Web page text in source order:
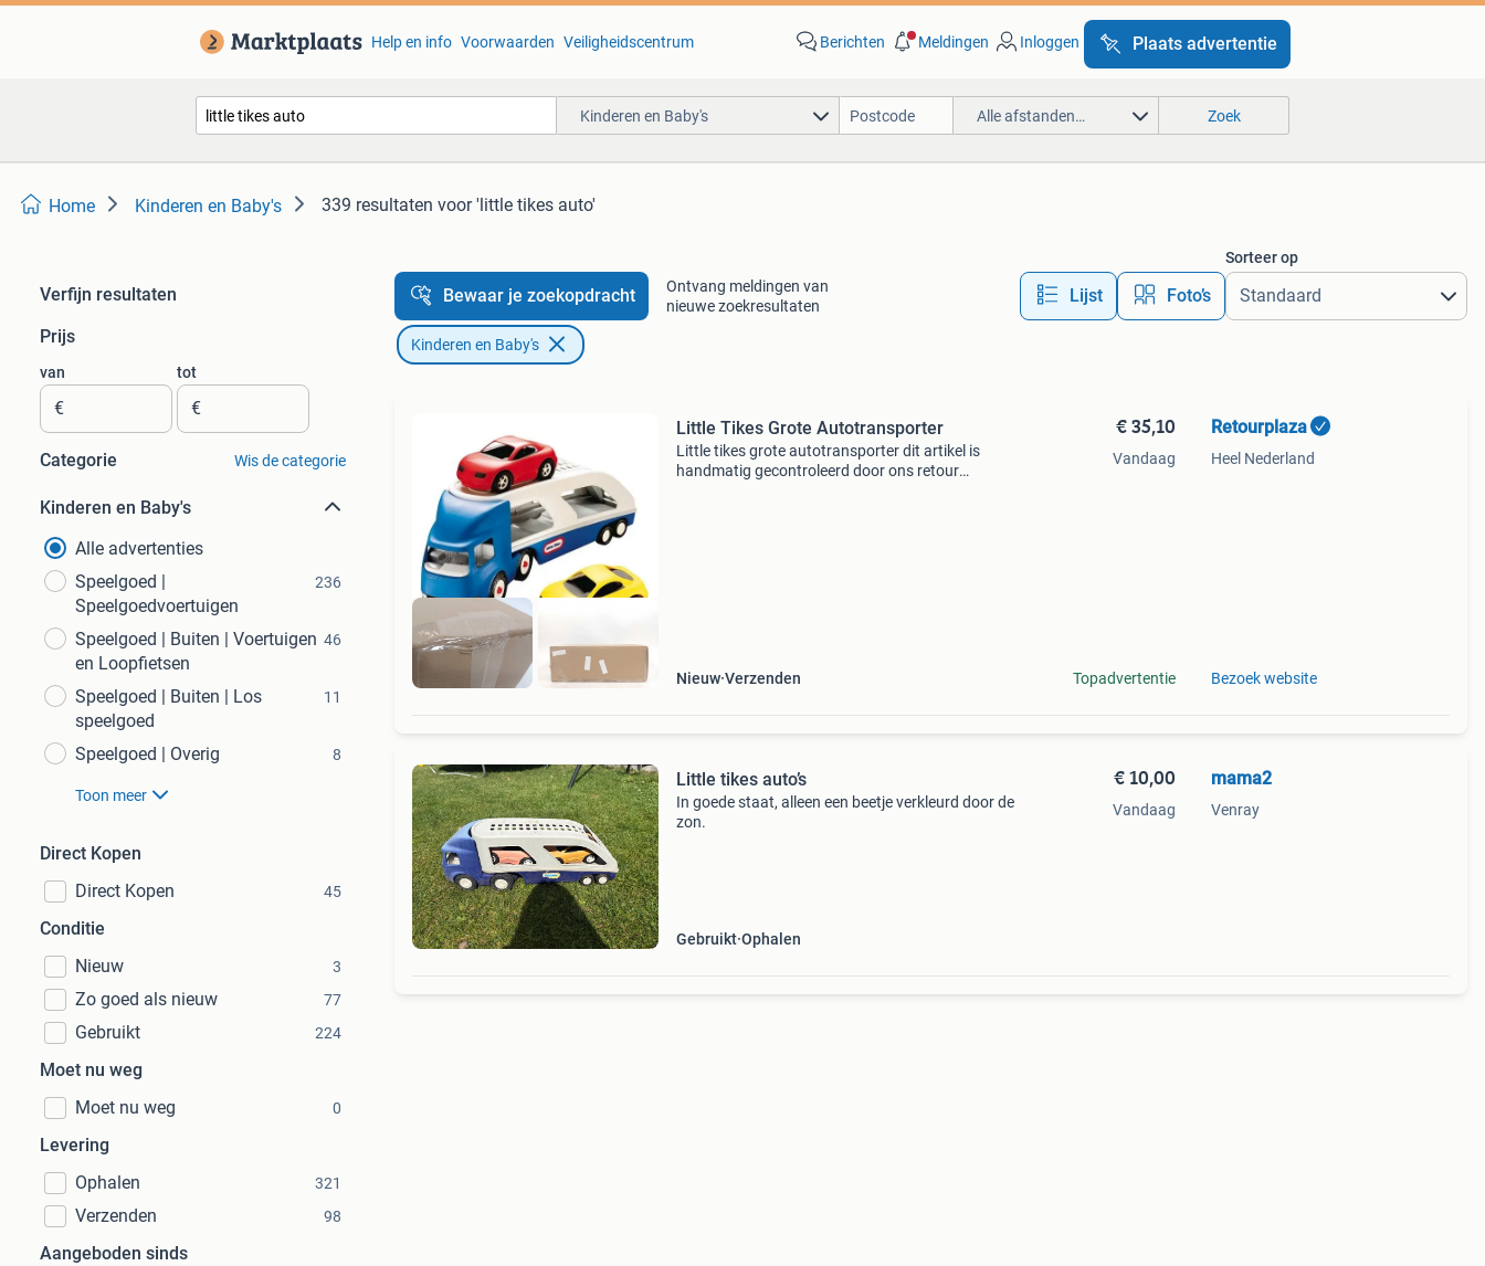
Help en info Voorwaarden Veiligheidscentrum Berichten Meldingen Inloggen Plaats advertentie
Kinderen en Baby's Alle afstanden… Zoek
Home Kinderen en Baby's 339 resultaten voor 'little tikes auto'
Verfijn resultaten
Prijs
van
€
tot
€
Categorie Wis de categorie
Kinderen en Baby's
Alle advertenties
Speelgoed |
Speelgoedvoertuigen
236
Speelgoed | Buiten | Voertuigen
en Loopfietsen
46
Speelgoed | Buiten | Los
speelgoed
11
Speelgoed | Overig 8
Toon meer
Direct Kopen
Direct Kopen
45
Conditie
Nieuw
3
Zo goed als nieuw 77
Gebruikt 224
Moet nu weg
Moet nu weg
0
Levering
Ophalen
321
Verzenden 98
Aangeboden sinds
Bewaar je zoekopdracht
Ontvang meldingen van
nieuwe zoekresultaten
Lijst Foto’s
Sorteer op
Kinderen en Baby's
Little Tikes Grote Autotransporter
Little tikes grote autotransporter dit artikel is
handmatig gecontroleerd door ons retour
Nieuw Verzenden
€ 35,10
Vandaag
Topadvertentie
Retourplaza
Heel Nederland
Bezoek website
Little tikes auto’s
In goede staat, alleen een beetje verkleurd door de
zon.
Gebruikt Ophalen
€ 10,00
Vandaag
mama2
Venray